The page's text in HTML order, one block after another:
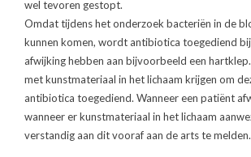
wel tevoren gestopt.
Omdat tijdens het onderzoek bacteriën in de
kunnen komen, wordt antibiotica toegediend
afwijking hebben aan bijvoorbeeld een
met kunstmateriaal in het lichaam krijgen om
antibiotica toegediend. Wanneer een patiënt
wanneer er kunstmateriaal in het lichaam
verstandig aan dit vooraf aan de arts te melden.